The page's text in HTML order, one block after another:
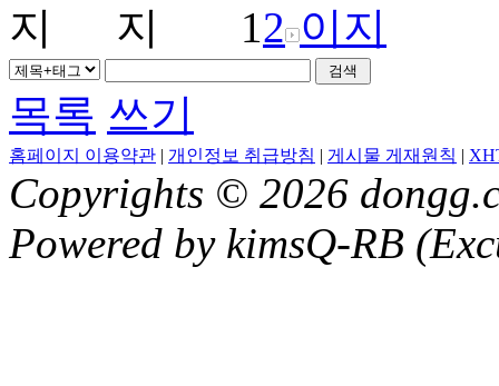
12
목록 쓰기
홈페이지 이용약관 | 개인정보 취급방침 | 게시물 게재원칙 |
Copyrights © 2026
Powered by kimsQ-RB